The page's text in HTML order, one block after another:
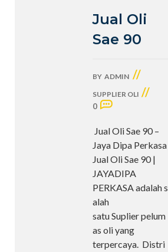
Jual Oli
Sae 90
BY ADMIN //
SUPPLIER OLI //
0
Jual Oli Sae 90 –
Jaya Dipa Perkasa
Jual Oli Sae 90 |
JAYADIPA
PERKASA adalah s
alah
satu Suplier pelum
as oli yang
terpercaya. Distri